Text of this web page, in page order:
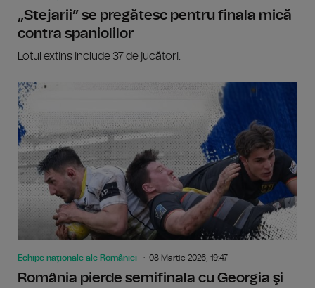
„Stejarii” se pregătesc pentru finala mică
contra spaniolilor
Lotul extins include 37 de jucători.
Echipe naționale ale României 08 Martie 2026, 19:47
România pierde semifinala cu Georgia şi